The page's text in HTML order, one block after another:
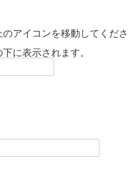
アイコンを移動してくださ
に表示されます。